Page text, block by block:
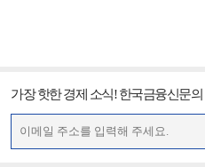
가장 핫한 경제 소식! 한국금융신문의